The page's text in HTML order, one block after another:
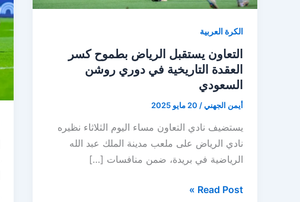
الكرة العربية
التعاون يستقبل الرياض بطموح كسر
العقدة التاريخية في دوري روشن
السعودي
أيمن الجهني/ 20 مايو 2025
يستضيف نادي التعاون مساء اليوم الثلاثاء نظيره
نادي الرياض على ملعب مدينة الملك عبد الله
الرياضية في بريدة، ضمن منافسات […]
التعاون
Read Post »